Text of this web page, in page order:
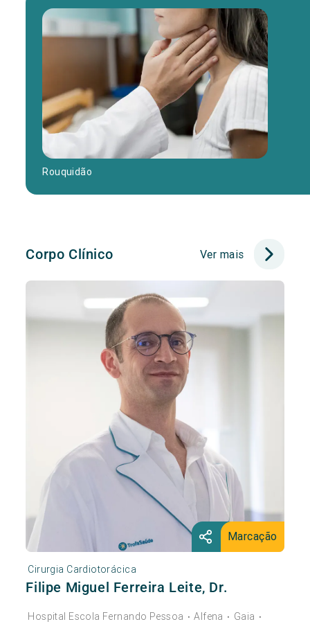
Rouquidão
Corpo Clínico Ver mais
Marcação
Cirurgia Cardiotorácica
Filipe Miguel Ferreira Leite, Dr.
Hospital Escola Fernando Pessoa • Alfena • Gaia •